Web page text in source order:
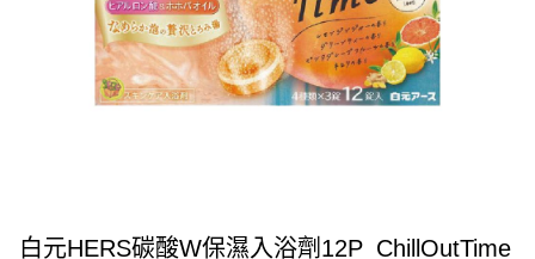
白元HERS碳酸W保濕入浴劑12P_ChillOutTime